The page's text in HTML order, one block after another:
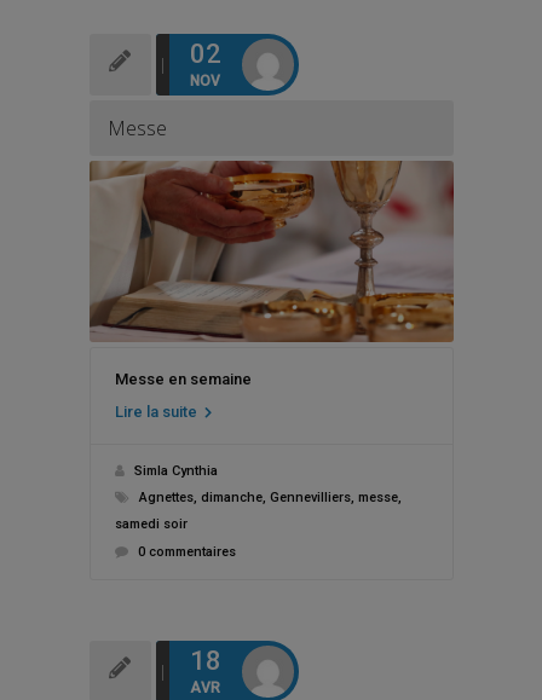
02
NOV
Messe
Messe en semaine
Lire la suite
Simla Cynthia
Agnettes, dimanche, Gennevilliers, messe,
samedi soir
0 commentaires
18
AVR